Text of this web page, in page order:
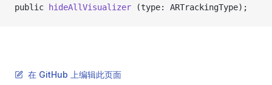
public
hideAllVisualizer (type: ARTrackingType);
在 GitHub 上编辑此页面